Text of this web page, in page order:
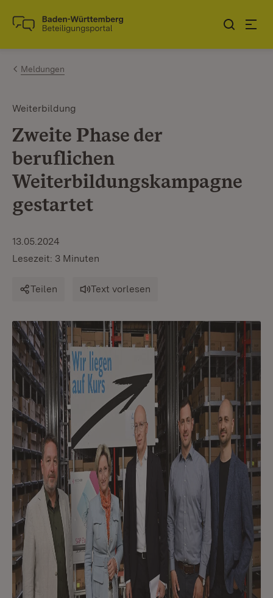
Zum Inhalt springen
Link zur Startseite
Meldungen
Weiterbildung
Zweite Phase der
beruflichen
Weiterbildungskampagne
gestartet
13.05.2024
Lesezeit: 3 Minuten
Teilen Text vorlesen